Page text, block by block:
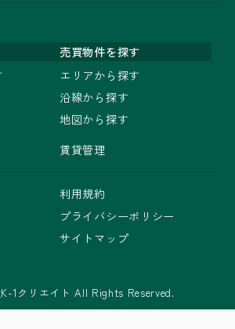
売買物件を探す
エリアから探す
沿線から探す
地図から探す
賃貸管理
利用規約
プライバシーポリシー
サイトマップ
1クリエイト All Rights Reserved.